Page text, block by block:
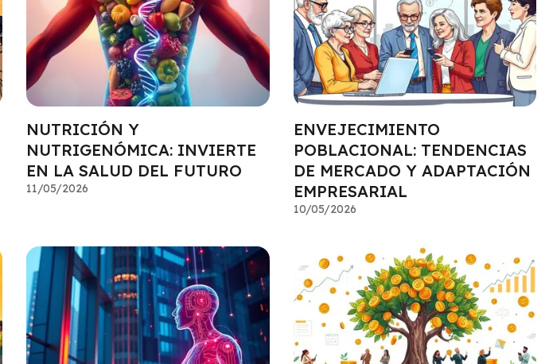
NUTRICIÓN Y
NUTRIGENÓMICA: INVIERTE
EN LA SALUD DEL FUTURO
11/05/2026
ENVEJECIMIENTO
POBLACIONAL: TENDENCIAS
DE MERCADO Y ADAPTACIÓN
EMPRESARIAL
10/05/2026